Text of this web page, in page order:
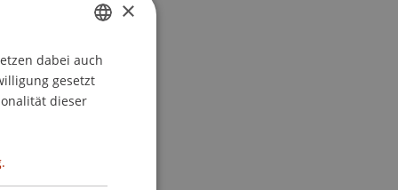
GERMAN
ENGLISH
×
dabei auch
gesetzt
dieser